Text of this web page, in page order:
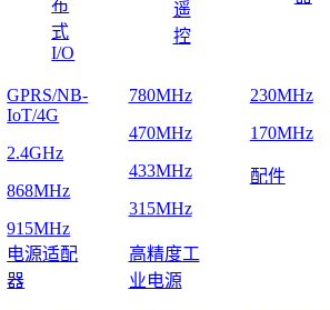
布
式
I/O
遥
控
GPRS/NB-
IoT/4G
2.4GHz
868MHz
915MHz
780MHz
470MHz
433MHz
315MHz
230MHz
170MHz
配件
电源适配
器
高精度工
业电源